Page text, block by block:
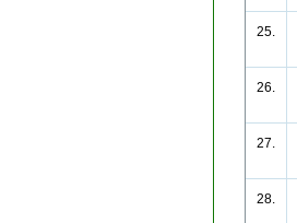
25.
26.
27.
28.